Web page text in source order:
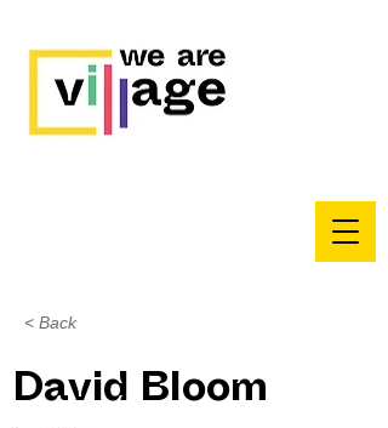
< Back
David Bloom